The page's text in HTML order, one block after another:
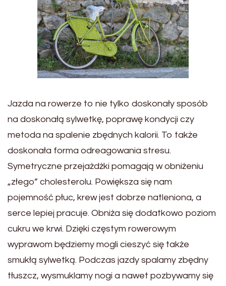
Jazda na rowerze to nie tylko doskonały sposób
na doskonałą sylwetkę, poprawę kondycji czy
metoda na spalenie zbędnych kalorii. To także
doskonała forma odreagowania stresu.
Symetryczne przejażdżki pomagają w obniżeniu
„złego” cholesterolu. Powiększa się nam
pojemność płuc, krew jest dobrze natleniona, a
serce lepiej pracuje. Obniża się dodatkowo poziom
cukru we krwi. Dzięki częstym rowerowym
wyprawom będziemy mogli cieszyć się także
smukłą sylwetką. Podczas jazdy spalamy zbędny
tłuszcz, wysmuklamy nogi a nawet pozbywamy się